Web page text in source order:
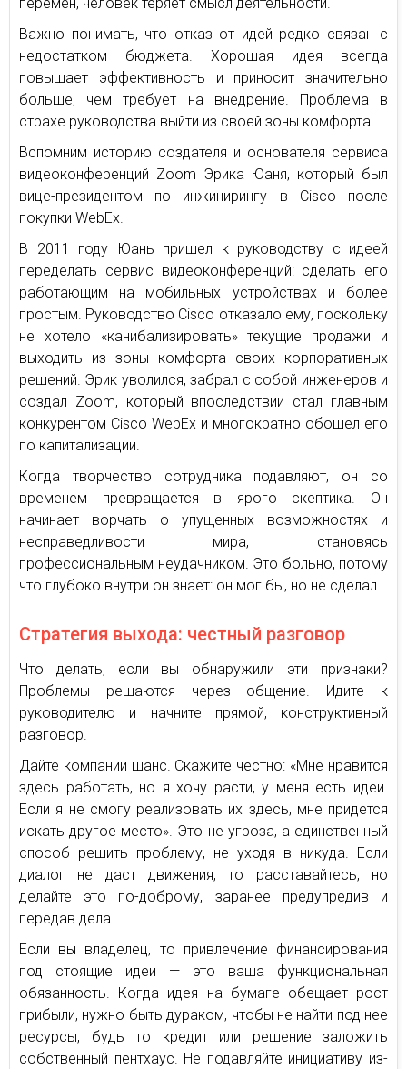
Важно понимать, что отказ от идей редко связан с
недостатком бюджета. Хорошая идея всегда
повышает эффективность и приносит значительно
больше, чем требует на внедрение. Проблема в
страхе руководства выйти из своей зоны комфорта.
Вспомним историю создателя и основателя сервиса
видеоконференций Zoom Эрика Юаня, который был
вице-президентом по инжинирингу в Cisco после
покупки WebEx.
В 2011 году Юань пришел к руководству с идеей
переделать сервис видеоконференций: сделать его
работающим на мобильных устройствах и более
простым. Руководство Cisco отказало ему, поскольку
не хотело «канибализировать» текущие продажи и
выходить из зоны комфорта своих корпоративных
решений. Эрик уволился, забрал с собой инженеров и
создал Zoom, который впоследствии стал главным
конкурентом Cisco WebEx и многократно обошел его
по капитализации.
Когда творчество сотрудника подавляют, он со
временем превращается в ярого скептика. Он
начинает ворчать о упущенных возможностях и
несправедливости мира, становясь
профессиональным неудачником. Это больно, потому
что глубоко внутри он знает: он мог бы, но не сделал.
Стратегия выхода: честный разговор
Что делать, если вы обнаружили эти признаки?
Проблемы решаются через общение. Идите к
руководителю и начните прямой, конструктивный
разговор.
Дайте компании шанс. Скажите честно: «Мне нравится
здесь работать, но я хочу расти, у меня есть идеи.
Если я не смогу реализовать их здесь, мне придется
искать другое место». Это не угроза, а единственный
способ решить проблему, не уходя в никуда. Если
диалог не даст движения, то расставайтесь, но
делайте это по-доброму, заранее предупредив и
передав дела.
Если вы владелец, то привлечение финансирования
под стоящие идеи — это ваша функциональная
обязанность. Когда идея на бумаге обещает рост
прибыли, нужно быть дураком, чтобы не найти под нее
ресурсы, будь то кредит или решение заложить
собственный пентхаус. Не подавляйте инициативу из-